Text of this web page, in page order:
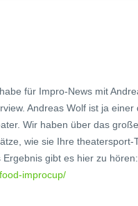
für Impro-News mit
Andreas Wolf ist ja
Wir haben über das
wie sie Ihre
Ergebnis gibt es hier zu
improcup/